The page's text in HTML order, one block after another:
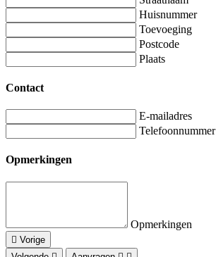
Huisnummer
Toevoeging
Postcode
Plaats
Contact
E-mailadres
Telefoonnummer
Opmerkingen
Opmerkingen
Vorige